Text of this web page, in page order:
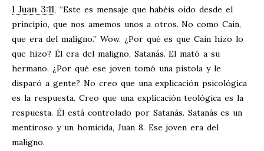
1 Juan 3:11, “Este es mensaje que habéis oído desde el
principio, que nos amemos unos a otros. No como Caín,
que era del maligno.” Wow. ¿Por qué es que Caín hizo lo
que hizo? Él era del maligno, Satanás. El mató a su
hermano. ¿Por qué ese joven tomó una pistola y le
disparó a gente? No creo que una explicación psicológica
es la respuesta. Creo que una explicación teológica es la
respuesta. Él está controlado por Satanás. Satanás es un
mentiroso y un homicida, Juan 8. Ese joven era del
maligno.